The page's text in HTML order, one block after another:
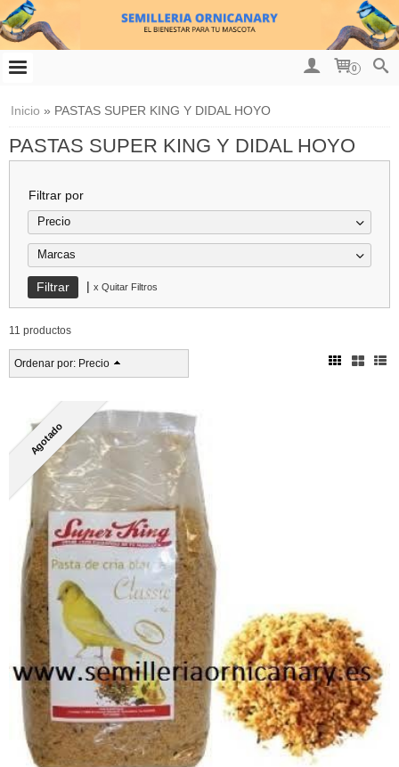
0
Inicio » PASTAS SUPER KING Y DIDAL HOYO
PASTAS SUPER KING Y DIDAL HOYO
Filtrar por
Precio
Marcas
| x Quitar Filtros
11 productos
Ordenar por: Precio
Agotado